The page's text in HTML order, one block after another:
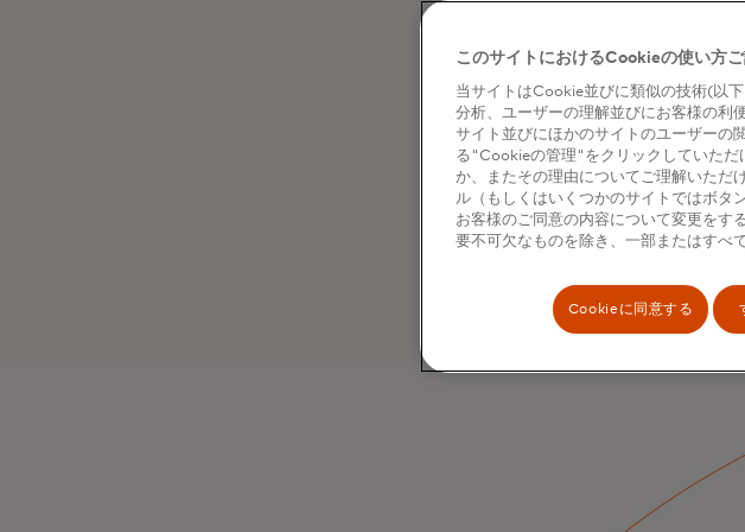
このサイトにおけるCookieの使い方
当サイトはCookie並びに類似の技術(以
分析、ユーザーの理解並びにお客様の利
サイト並びにほかのサイトのユーザーの
る"Cookieの管理"をクリックしていただ
か、またその理由についてご理解いた
ル（もしくはいくつかのサイトではボタ
お客様のご同意の内容について変更をす
要不可欠なものを除き、一部またはすべ
Cookieに同意する